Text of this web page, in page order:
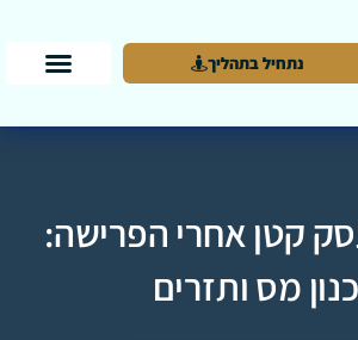
נתחיל בתהליך
קטן אחרי הפרישה:
מס ותזרים